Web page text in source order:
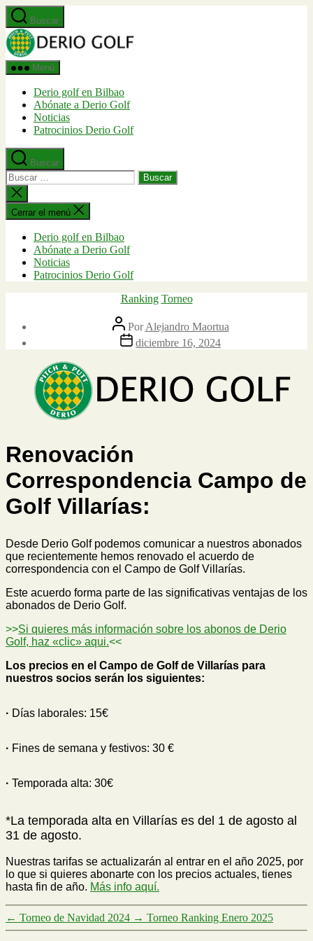
Saltar
contenido
Buscar
Menú
Derio golf en Bilbao
Abónate a Derio Golf
Noticias
Patrocinios Derio Golf
Buscar
Buscar:
Cerrar
la
búsqueda
Cerrar el menú
Derio golf en Bilbao
Abónate a Derio Golf
Noticias
Patrocinios Derio Golf
Categorías
Ranking Torneo
Autor
de
PorAlejandro Maortua
Fecha
entrada
diciembre 16, 2024
Renovación
Correspondencia Campo de
Golf Villarías:
Desde Derio Golf podemos comunicar a nuestros abonados
que recientemente hemos renovado el acuerdo de
correspondencia con el Campo de Golf Villarías.
Este acuerdo forma parte de las significativas ventajas de los
abonados de Derio Golf.
>>Si quieres más información sobre los abonos de Derio
Golf, haz «clic» aqui.<<
Los precios en el Campo de Golf de Villarías para
nuestros socios serán los siguientes:
· Días laborales: 15€
· Fines de semana y festivos: 30 €
· Temporada alta: 30€
*La temporada alta en Villarías es del 1 de agosto al
31 de agosto.
Nuestras tarifas se actualizarán al entrar en el año 2025, por
lo que si quieres abonarte con los precios actuales, tienes
hasta fin de año. Más info aquí.
← Torneo de Navidad 2024 → Torneo Ranking Enero 2025